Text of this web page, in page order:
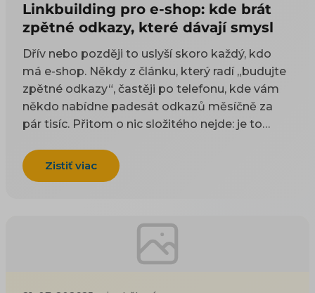
Linkbuilding pro e-shop: kde brát
zpětné odkazy, které dávají smysl
Dřív nebo později to uslyší skoro každý, kdo
má e-shop. Někdy z článku, který radí „budujte
zpětné odkazy“, častěji po telefonu, kde vám
někdo nabídne padesát odkazů měsíčně za
pár tisíc. Přitom o nic složitého nejde: je to
odkazy odjakživa bere jako doporučení — čím
víc důvěryhodných webů na vás ukazuje, tím
si to začnete zjišťovat, najdete dva druhy rad a
ani jeden vám nepomůže. Návody psané pro
blogery poradí, ať napíšete skvělý článek, na
Zistiť viac